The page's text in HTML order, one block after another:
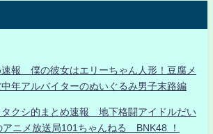
速報 僕の彼女はエリーちゃん人形！豆腐メ
年アルバイターのぬいぐるみ男子末路編
クシ的まとめ速報 地下格闘アイドルだい
ニメ放送局101ちゃんねる BNK48 ！